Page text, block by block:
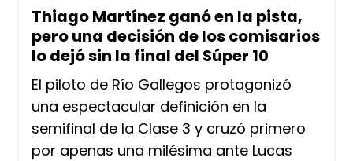
Thiago Martínez ganó en la pista,
pero una decisión de los comisarios
lo dejó sin la final del Súper 10
El piloto de Río Gallegos protagonizó
una espectacular definición en la
semifinal de la Clase 3 y cruzó primero
por apenas una milésima ante Lucas